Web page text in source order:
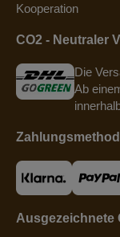
Kooperation
CO2 - Neutraler
Die
Ab
Ausgezeichnete